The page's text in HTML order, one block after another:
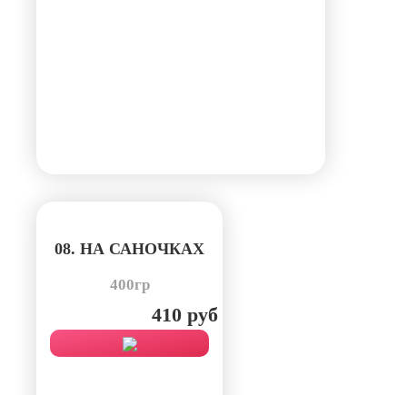
08. НА САНОЧКАХ
400гр
410 руб